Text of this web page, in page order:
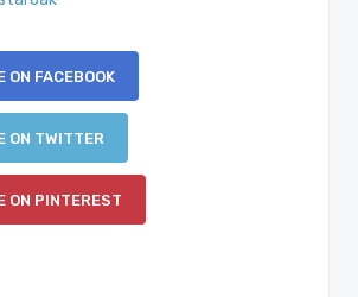
ON FACEBOOK
ON TWITTER
ON PINTEREST